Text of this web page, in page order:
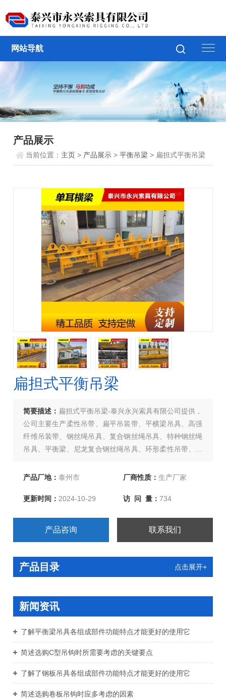
网站导航
产品展示
当前位置： 主页 > 产品展示 >平衡吊梁 > 扁担式平衡吊梁
扁担式平衡吊梁
简要描述： 扁担式平衡吊梁-泰兴永兴索具有限公司提供，
公司主要生产柔性吊带、扁平吊装带、平横梁吊具、高强
纤维吊装带、钢丝绳吊具、复合钢丝绳吊具、特种钢丝绳
吊具、平衡梁、尼龙复合钢丝绳吊具、环形柔性吊带、两
重链条成套索具、引纸绳、注塑绳、软梯、安全带等几大
产品厂地：泰州市 厂商性质： 生产厂家
更新时间：2024-10-29 访 问 量： 734
产品咨询 联系我们
产品目录 点击展开+
新闻资讯
了解平衡梁吊具各组成部件功能特点才能更好的使用它
简述选购C型吊钩时所需要考虑的关键要点
了解了钢板吊具各组成部件功能特点才能更好的使用它
简述选购卷板吊钩时应多考虑的因素